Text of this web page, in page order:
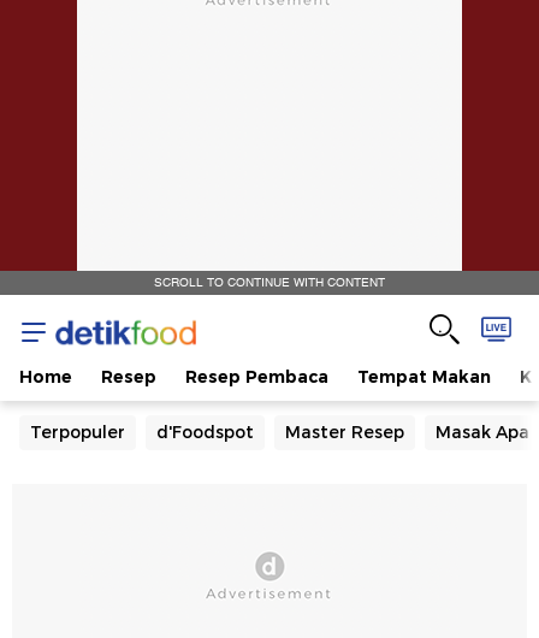
SCROLL TO CONTINUE WITH CONTENT
Home Resep Resep Pembaca Tempat Makan
Terpopuler d'Foodspot Master Resep Masak Apa